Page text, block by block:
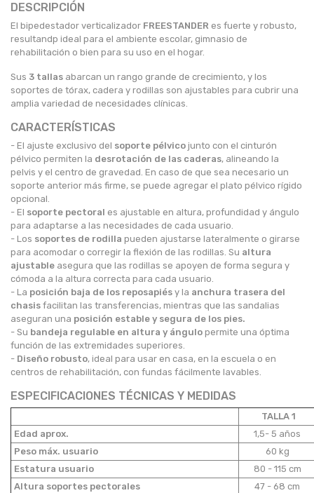
DESCRIPCIÓN
El bipedestador verticalizador FREESTANDER es fuerte y robusto,
resultandp ideal para el ambiente escolar, gimnasio de
rehabilitación o bien para su uso en el hogar.
Sus 3 tallas abarcan un rango grande de crecimiento, y los
soportes de tórax, cadera y rodillas son ajustables para cubrir una
amplia variedad de necesidades clínicas.
CARACTERÍSTICAS
- El ajuste exclusivo del soporte pélvico junto con el cinturón
pélvico permiten la desrotación de las caderas, alineando la
pelvis y el centro de gravedad. En caso de que sea necesario un
soporte anterior más firme, se puede agregar el plato pélvico rígido
opcional.
- El soporte pectoral es ajustable en altura, profundidad y ángulo
para adaptarse a las necesidades de cada usuario.
- Los soportes de rodilla pueden ajustarse lateralmente o girarse
para acomodar o corregir la flexión de las rodillas. Su altura
ajustable asegura que las rodillas se apoyen de forma segura y
cómoda a la altura correcta para cada usuario.
- La posición baja de los reposapiés y la anchura trasera del
chasis facilitan las transferencias, mientras que las sandalias
aseguran una posición estable y segura de los pies.
- Su bandeja regulable en altura y ángulo permite una óptima
función de las extremidades superiores.
- Diseño robusto, ideal para usar en casa, en la escuela o en
centros de rehabilitación, con fundas fácilmente lavables.
ESPECIFICACIONES TÉCNICAS Y MEDIDAS
TALLA 1
Edad aprox.
1,5- 5 años
Peso máx. usuario
60 kg
Estatura usuario
80 - 115 cm
Altura soportes pectorales
47 - 68 cm